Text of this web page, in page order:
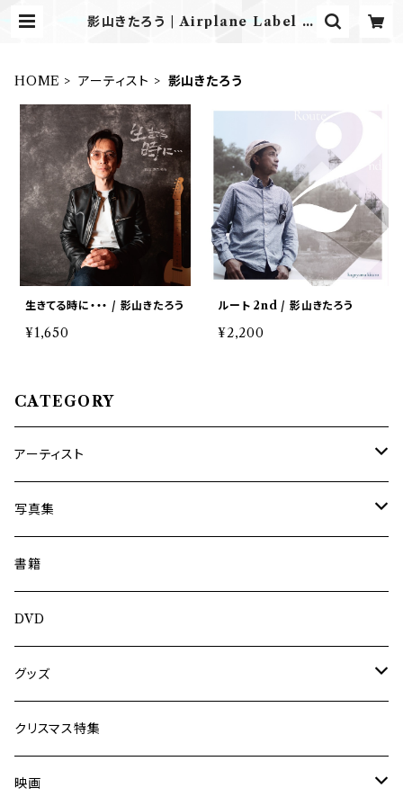
影山きたろう | Airplane Label O
HOME アーティスト 影山きたろう
生きてる時に・・・ / 影山きたろう
¥1,650
ルート 2nd / 影山きたろう
¥2,200
CATEGORY
アーティスト
内海利勝
南博
ASA-CHANG
Jun Kawabata
Mooney
ミャンマー伝統音楽
写真集
Jun Kawabata
旅の記憶
書籍
DVD
グッズ
Tシャツ
クリスマス特集
映画